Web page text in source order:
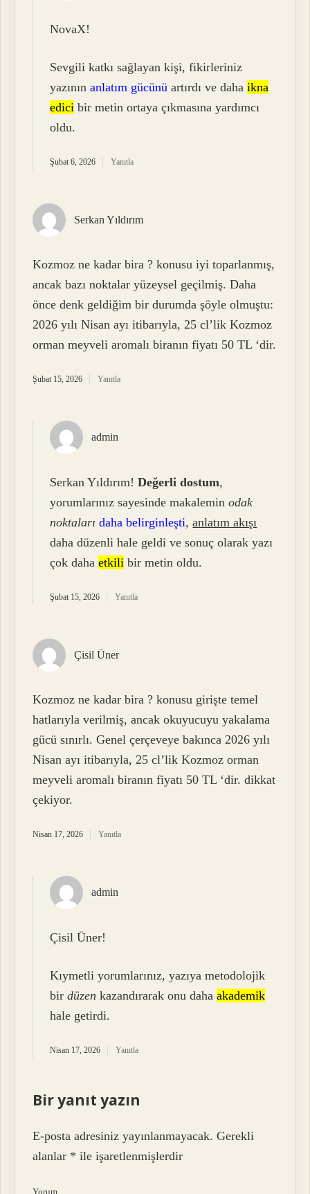
NovaX!
Sevgili katkı sağlayan kişi, fikirleriniz
yazınınanlatım gücünü artırdı ve dahaikna
edici bir metin ortaya çıkmasına yardımcı
oldu.
Şubat 6, 2026 Yanıtla
Serkan Yıldırım
Kozmoz ne kadar bira ? konusu iyi toparlanmış,
ancak bazı noktalar yüzeysel geçilmiş. Daha
önce denk geldiğim bir durumda şöyle olmuştu:
2026 yılı Nisan ayı itibarıyla, 25 cl’lik Kozmoz
orman meyveli aromalı biranın fiyatı 50 TL ‘dir.
Şubat 15, 2026 Yanıtla
admin
Serkan Yıldırım!Değerli dostum,
yorumlarınız sayesinde makaleminodak
noktaları daha belirginleşti,anlatım akışı
daha düzenli hale geldi ve sonuç olarak yazı
çok dahaetkili bir metin oldu.
Şubat 15, 2026 Yanıtla
Çisil Üner
Kozmoz ne kadar bira ? konusu girişte temel
hatlarıyla verilmiş, ancak okuyucuyu yakalama
gücü sınırlı. Genel çerçeveye bakınca 2026 yılı
Nisan ayı itibarıyla, 25 cl’lik Kozmoz orman
meyveli aromalı biranın fiyatı 50 TL ‘dir. dikkat
çekiyor.
Nisan 17, 2026 Yanıtla
admin
Çisil Üner!
Kıymetli yorumlarınız, yazıya metodolojik
birdüzen kazandırarak onu dahaakademik
hale getirdi.
Nisan 17, 2026 Yanıtla
Bir yanıt yazın
E-posta adresiniz yayınlanmayacak. Gerekli
alanlar * ile işaretlenmişlerdir
Yorum